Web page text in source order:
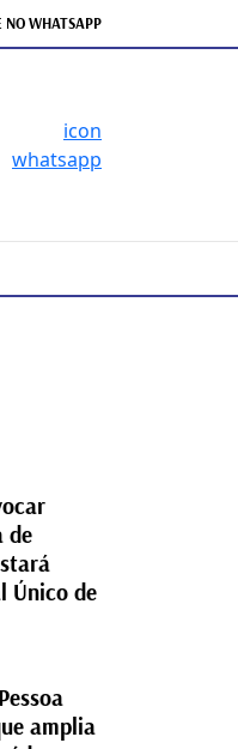
NO WHATSAPP
de
Único de
amplia